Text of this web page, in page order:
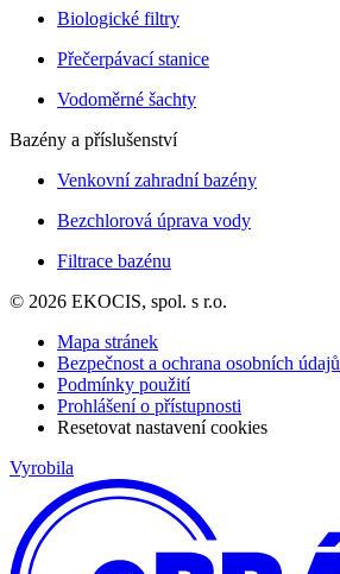
Biologické filtry
Přečerpávací stanice
Vodoměrné šachty
Bazény a příslušenství
Venkovní zahradní bazény
Bezchlorová úprava vody
Filtrace bazénu
© 2026 EKOCIS, spol. s r.o.
Mapa stránek
Bezpečnost a ochrana osobních údajů
Podmínky použití
Prohlášení o přístupnosti
Resetovat nastavení cookies
Vyrobila